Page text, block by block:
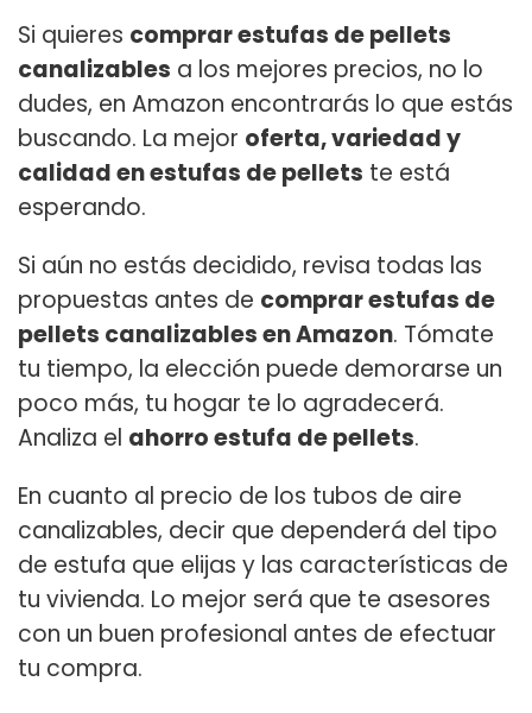
Si quieres comprar estufas de pellets
canalizables a los mejores precios, no lo
dudes, en Amazon encontrarás lo que estás
buscando. La mejor oferta, variedad y
calidad en estufas de pellets te está
esperando.
Si aún no estás decidido, revisa todas las
propuestas antes de comprar estufas de
pellets canalizables en Amazon. Tómate
tu tiempo, la elección puede demorarse un
poco más, tu hogar te lo agradecerá.
Analiza el ahorro estufa de pellets.
En cuanto al precio de los tubos de aire
canalizables, decir que dependerá del tipo
de estufa que elijas y las características de
tu vivienda. Lo mejor será que te asesores
con un buen profesional antes de efectuar
tu compra.